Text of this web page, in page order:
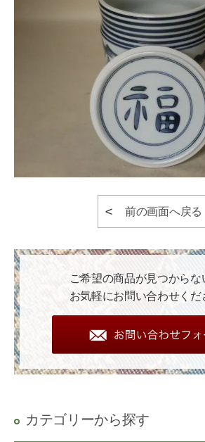
前の画面へ戻る
ご希望の商品が見つからな
お気軽にお問い合わせくだ
カテゴリーから探す